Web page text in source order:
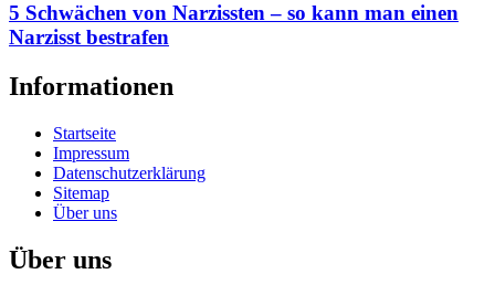
5 Schwächen von Narzissten – so kann man einen
Narzisst bestrafen
Informationen
Startseite
Impressum
Datenschutzerklärung
Sitemap
Über uns
Über uns